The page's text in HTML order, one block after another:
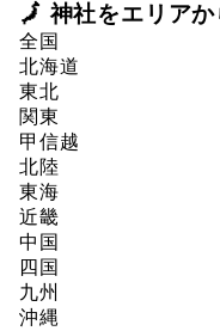
🗾 神社をエリア
全国
北海道
東北
関東
甲信越
北陸
東海
近畿
中国
四国
九州
沖縄